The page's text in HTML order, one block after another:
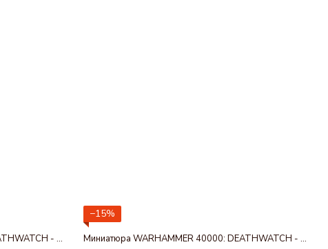
Миниатюра WARHAMMER 40000: DEATHWATCH - CORVUS BLACKSTAR
−15%
Миниатюра WARHAMMER 40000: DEATHWATCH - WATCH MASTER